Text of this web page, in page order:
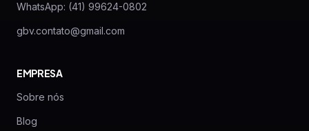
WhatsApp: (41) 99624-0802
gbv.contato@gmail.com
EMPRESA
Sobre nós
Blog